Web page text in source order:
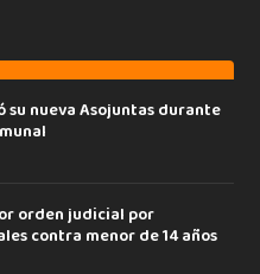
su nueva Asojuntas durante
orden judicial por
contra menor de 14 años